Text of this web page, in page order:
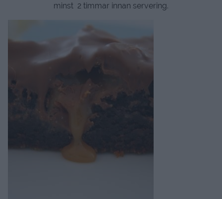
minst 2 timmar innan servering.